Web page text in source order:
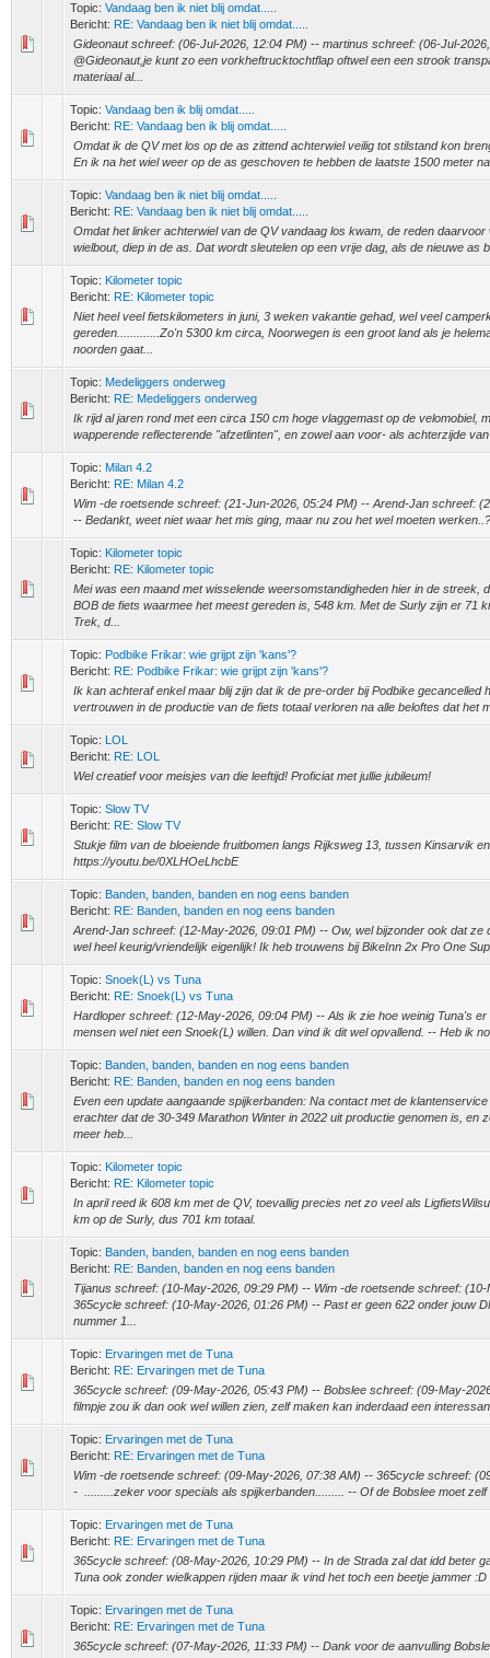
Topic: Vandaag ben ik niet blij omdat.....
Bericht: RE: Vandaag ben ik niet blij omdat.....
Gideonaut schreef: (06-Jul-2026, 12:04 PM) -- martinus schreef: (06-Jul-
@Gideonaut,je kunt zo een vorkheftrucktochtflap oftwel een een strook
materiaal al...
Topic: Vandaag ben ik blij omdat.....
Bericht: RE: Vandaag ben ik blij omdat.....
Omdat ik de QV met los op de as zittend achterwiel veilig tot stilstand kon
En ik na het wiel weer op de as geschoven te hebben de laatste 1500 meter
Topic: Vandaag ben ik niet blij omdat.....
Bericht: RE: Vandaag ben ik niet blij omdat.....
Omdat het linker achterwiel van de QV vandaag los kwam, de reden
wielbout, diep in de as. Dat wordt sleutelen op een vrije dag, als de nieuwe as
Topic: Kilometer topic
Bericht: RE: Kilometer topic
Niet heel veel fietskilometers in juni, 3 weken vakantie gehad, wel veel
gereden.............Zo'n 5300 km circa, Noorwegen is een groot land als je
noorden gaat...
Topic: Medeliggers onderweg
Bericht: RE: Medeliggers onderweg
Ik rijd al jaren rond met een circa 150 cm hoge vlaggemast op de velomobiel,
wapperende reflecterende "afzetlinten", en zowel aan voor- als achterzijde
Topic: Milan 4.2
Bericht: RE: Milan 4.2
Wim -de roetsende schreef: (21-Jun-2026, 05:24 PM) -- Arend-Jan schreef:
-- Bedankt, weet niet waar het mis ging, maar nu zou het wel moeten
Topic: Kilometer topic
Bericht: RE: Kilometer topic
Mei was een maand met wisselende weersomstandigheden hier in de streek,
BOB de fiets waarmee het meest gereden is, 548 km. Met de Surly zijn er 71
Trek, d...
Topic: Podbike Frikar: wie grijpt zijn 'kans'?
Bericht: RE: Podbike Frikar: wie grijpt zijn 'kans'?
Ik kan achteraf enkel maar blij zijn dat ik de pre-order bij Podbike gecancelled
vertrouwen in de productie van de fiets totaal verloren na alle beloftes dat het
Topic: LOL
Bericht: RE: LOL
Wel creatief voor meisjes van die leeftijd! Proficiat met jullie jubileum!
Topic: Slow TV
Bericht: RE: Slow TV
Stukje film van de bloeiende fruitbomen langs Rijksweg 13, tussen Kinsarvik
https://youtu.be/0XLHOeLhcbE
Topic: Banden, banden, banden en nog eens banden
Bericht: RE: Banden, banden en nog eens banden
Arend-Jan schreef: (12-May-2026, 09:01 PM) -- Ow, wel bijzonder ook dat ze
wel heel keurig/vriendelijk eigenlijk! Ik heb trouwens bij BikeInn 2x Pro One
Topic: Snoek(L) vs Tuna
Bericht: RE: Snoek(L) vs Tuna
Hardloper schreef: (12-May-2026, 09:04 PM) -- Als ik zie hoe weinig Tuna's
mensen wel niet een Snoek(L) willen. Dan vind ik dit wel opvallend. -- Heb ik
Topic: Banden, banden, banden en nog eens banden
Bericht: RE: Banden, banden en nog eens banden
Even een update aangaande spijkerbanden: Na contact met de
erachter dat de 30-349 Marathon Winter in 2022 uit productie genomen is, en
meer heb...
Topic: Kilometer topic
Bericht: RE: Kilometer topic
In april reed ik 608 km met de QV, toevallig precies net zo veel als
km op de Surly, dus 701 km totaal.
Topic: Banden, banden, banden en nog eens banden
Bericht: RE: Banden, banden en nog eens banden
Tijanus schreef: (10-May-2026, 09:29 PM) -- Wim -de roetsende schreef:
365cycle schreef: (10-May-2026, 01:26 PM) -- Past er geen 622 onder jouw
nummer 1...
Topic: Ervaringen met de Tuna
Bericht: RE: Ervaringen met de Tuna
365cycle schreef: (09-May-2026, 05:43 PM) -- Bobslee schreef: (09-May-
filmpje zou ik dan ook wel willen zien, zelf maken kan inderdaad een
Topic: Ervaringen met de Tuna
Bericht: RE: Ervaringen met de Tuna
Wim -de roetsende schreef: (09-May-2026, 07:38 AM) -- 365cycle schreef:
- .........zeker voor specials als spijkerbanden......... -- Of de Bobslee moet zelf
Topic: Ervaringen met de Tuna
Bericht: RE: Ervaringen met de Tuna
365cycle schreef: (08-May-2026, 10:29 PM) -- In de Strada zal dat idd beter
Tuna ook zonder wielkappen rijden maar ik vind het toch een beetje jammer
Topic: Ervaringen met de Tuna
Bericht: RE: Ervaringen met de Tuna
365cycle schreef: (07-May-2026, 11:33 PM) -- Dank voor de aanvulling